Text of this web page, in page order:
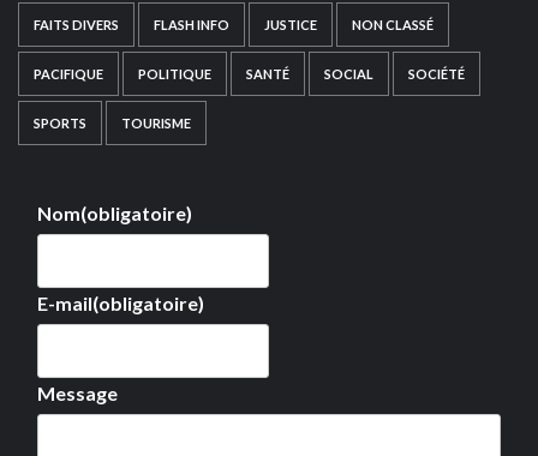
FAITS DIVERS FLASH INFO JUSTICE NON CLASSÉ
PACIFIQUE POLITIQUE SANTÉ SOCIAL SOCIÉTÉ
SPORTS TOURISME
Nom(obligatoire)
E-mail(obligatoire)
Message